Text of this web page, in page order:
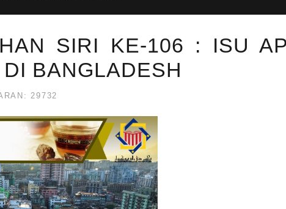
SIRI KE-106 : ISU
BANGLADESH
29732